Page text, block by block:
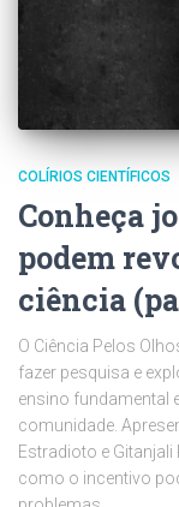
COLÍRIOS CIENTÍFICOS
Conheça
podem
ciência
O Ciência Pelos
fazer pesquisa e
ensino fundamental
comunidade.
Estradioto e
como o incentivo